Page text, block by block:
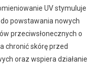
UV stymuluje
powstawania nowych
przeciwsłonecznych o
chronić skórę przed
oraz wspiera działanie